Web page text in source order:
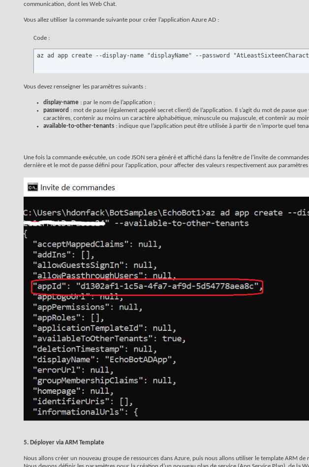
communication, dont les Web Chat.
Vous allez utiliser la commande suivante pour créer l’application Azure AD :
Code :
az ad app create --display-name "displayName" --password
Vous devez renseigner les paramètres suivants :
display-name : par le nom de l’application ;
password : mot de passe (également appelé secret client) de l’application. Il s’agit du mot de passe
caractères, contenir au moins un caractère alphabétique, minuscule ou majuscule, et contenir au
available-to-other-tenants : indique que l’application peut être utilisée à partir de n’importe quel
Une fois la commande exécutée, un code JSON sera généré et affiché dans la fenêtre de l’invite de
dernière et le mot de passe défini pour l’application, pour affecter des valeurs respectivement aux
5. Déployer via ARM Template
Nous allons créer un nouveau groupe de ressources dans Azure, puis nous allons utiliser le template ARM